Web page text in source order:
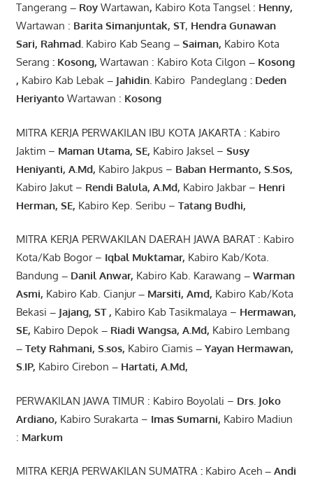
Tangerang – RoyWartawan, Kabiro Kota Tangsel : Henny,
Wartawan : Barita Simanjuntak, ST, Hendra Gunawan
Sari, Rahmad. Kabiro Kab Seang – Saiman, Kabiro Kota
Serang : Kosong, Wartawan : Kabiro Kota Cilgon – Kosong
, Kabiro Kab Lebak– Jahidin. Kabiro Pandeglang : Deden
Heriyanto Wartawan : Kosong
MITRA KERJA PERWAKILAN IBU KOTA JAKARTA : Kabiro
Jaktim – Maman Utama, SE, Kabiro Jaksel – Susy
Heniyanti, A.Md, Kabiro Jakpus – Baban Hermanto, S.Sos,
Kabiro Jakut – Rendi Balula, A.Md, Kabiro Jakbar – Henri
Herman, SE, Kabiro Kep. Seribu – Tatang Budhi,
MITRA KERJA PERWAKILAN DAERAH JAWA BARAT : Kabiro
Kota/Kab Bogor – Iqbal Muktamar, Kabiro Kab/Kota.
Bandung – Danil Anwar, Kabiro Kab. Karawang –Warman
Asmi, Kabiro Kab. Cianjur– Marsiti, Amd, Kabiro Kab/Kota
Bekasi – Jajang, ST , Kabiro Kab Tasikmalaya – Hermawan,
SE, Kabiro Depok– Riadi Wangsa, A.Md, Kabiro Lembang
– Tety Rahmani, S.sos, Kabiro Ciamis– Yayan Hermawan,
S.IP, Kabiro Cirebon – Hartati, A.Md,
PERWAKILAN JAWA TIMUR : Kabiro Boyolali – Drs. Joko
Ardiano, Kabiro Surakarta – Imas Sumarni, Kabiro Madiun
: Markum
MITRA KERJA PERWAKILAN SUMATRA :Kabiro Aceh– Andi